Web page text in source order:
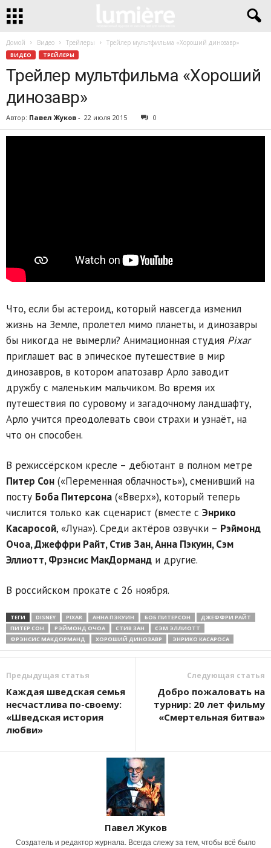
Домой Видео Трейлеры Трейлер мультфильма «Хороший динозавр»
ВИДЕО ТРЕЙЛЕРЫ
Трейлер мультфильма «Хороший
динозавр»
Автор: Павел Жуков - 22 июля 2015 0
Что, если бы астероид, который навсегда изменил
жизнь на Земле, пролетел мимо планеты, и динозавры
бы никогда не вымерли? Анимационная студия Pixar
приглашет вас в эпическое путешествие в мир
динозавров, в котором апатозавр Арло заводит
дружбу с маленьким мальчиком. Во время их
путешествия по суровому и загадочному ландшафту,
Арло учится преодолевать свои страхи и узнаёт, на
что он способен.
В режиссёрском кресле – дебютант в полном метре
Питер Сон («Переменная облачность»), сменивший на
посту Боба Питерсона («Вверх»), который теперь
числится только как сценарист (вместе с Энрико
Касаросой, «Луна»). Среди актёров озвучки – Рэймонд
Очоа, Джеффри Райт, Стив Зан, Анна Пэкуин, Сэм
Эллиотт, Фрэнсис МакДорманд и другие.
В российском прокате с 26 ноября.
ТЕГИ DISNEY PIXAR АННА ПЭКУИН БОБ ПИТЕРСОН
ДЖЕФФРИ РАЙТ
ПИТЕР СОН
РЭЙМОНД ОЧОА СТИВ ЗАН
СЭМ ЭЛЛИОТТ
ФРЭНСИС МАКДОРМАНД
ХОРОШИЙ ДИНОЗАВР ЭНРИКО КАСАРОСА
Предыдущая статья
Каждая шведская семья
несчастлива по-своему:
«Шведская история
любви»
Следующая статья
Добро пожаловать на
турнир: 20 лет фильму
«Смертельная битва»
Павел Жуков
Создатель и редактор журнала. Всегда слежу за тем, чтобы всё было